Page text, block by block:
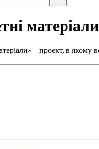
матеріали
– проект, в якому